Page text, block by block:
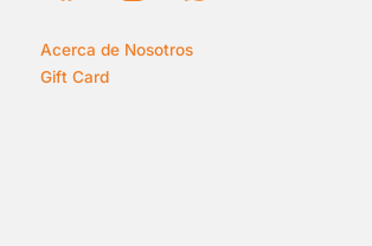
Acerca de Nosotros
Gift Card